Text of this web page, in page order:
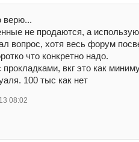
верю...
не продаются, а
вопрос, хотя весь форум
что конкретно надо.
прокладками, вкг это как
100 тыс как нет
08:02